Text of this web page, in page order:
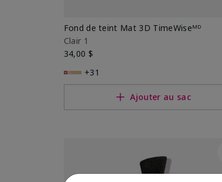
Ivoire
Fond de teint Mat 3D TimeWiseᴹᴰ
Clair 1
34,00 $
+31
Ajouter au sac